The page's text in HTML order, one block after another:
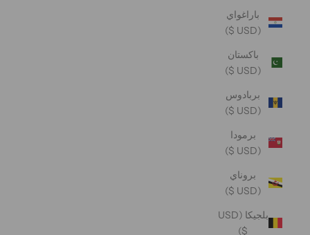
باراغواي
(USD $)
باكستان
(USD $)
بربادوس
(USD $)
برمودا
(USD $)
بروناي
(USD $)
بلجيكا (USD
$)